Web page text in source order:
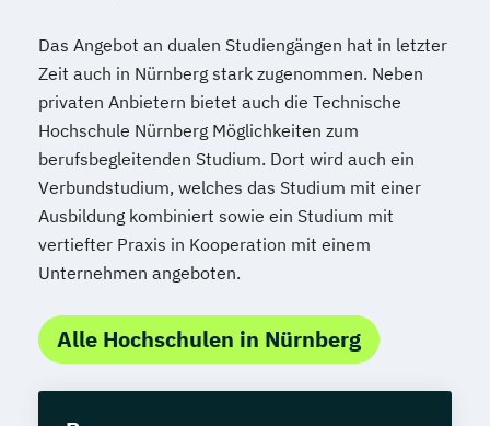
Das Angebot an dualen Studiengängen hat in letzter
Zeit auch in Nürnberg stark zugenommen. Neben
privaten Anbietern bietet auch die Technische
Hochschule Nürnberg Möglichkeiten zum
berufsbegleitenden Studium. Dort wird auch ein
Verbundstudium, welches das Studium mit einer
Ausbildung kombiniert sowie ein Studium mit
vertiefter Praxis in Kooperation mit einem
Unternehmen angeboten.
Alle Hochschulen in Nürnberg